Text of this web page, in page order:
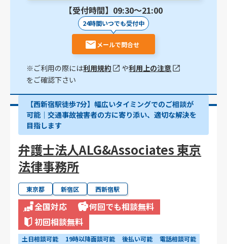
【受付時間】09:30〜21:00
24時間いつでも受付中
メールで問合せ
※ご利用の際には利用規約 や利用上の注意
をご確認下さい
【西新宿駅徒歩7分】幅広いタイミングでのご相談が
可能｜交通事故被害者の方に寄り添い、適切な解決を
目指します
弁護士法人ALG&Associates 東京
法律事務所
東京都 新宿区 西新宿駅
全国対応
何回でも相談無料
初回相談無料
土日相談可能 19時以降面談可能 後払い可能
電話相談可能